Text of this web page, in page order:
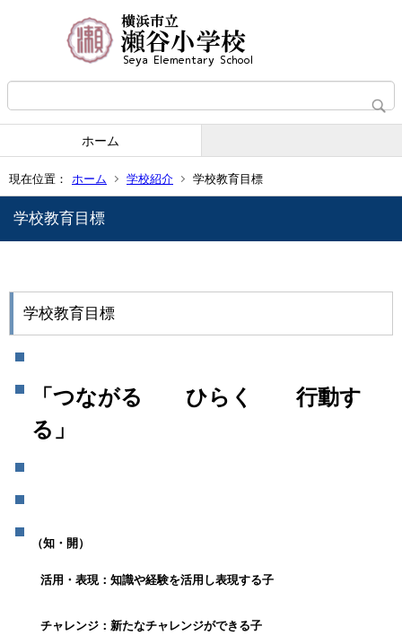
ホーム
現在位置： ホーム 学校紹介 学校教育目標
学校教育目標
学校教育目標
「つながる ひらく 行動す
る」
（知・ 開）
活用・表現：知識や経験を活用し表現する子
チャレンジ：新たなチャレンジができる子